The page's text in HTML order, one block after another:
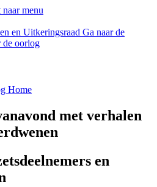
menu
Ga naar de
de oorlog
Home
met verhalen
en